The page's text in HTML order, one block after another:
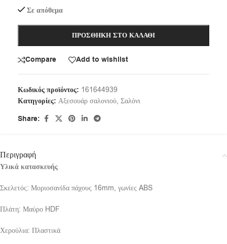
Σε απόθεμα
ΠΡΟΣΘΉΚΗ ΣΤΟ ΚΑΛΆΘΙ
Compare Add to wishlist
Κωδικός προϊόντος: 161644939
Κατηγορίες: Αξεσουάρ σαλονιού, Σαλόνι
Share:
Περιγραφή
Υλικά κατασκευής
Σκελετός: Μοριοσανίδα πάχους 16mm, γωνίες ABS
Πλάτη: Μαύρο HDF
Χερούλια: Πλαστικά